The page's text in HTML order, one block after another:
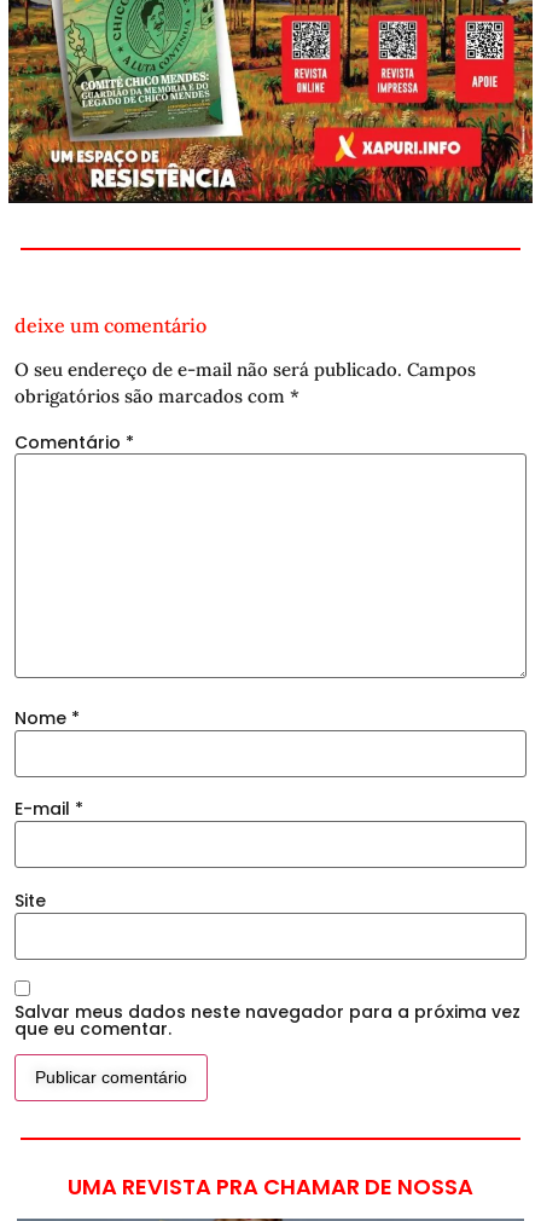
deixe um comentário
O seu endereço de e-mail não será publicado. Campos
obrigatórios são marcados com *
Comentário *
Nome *
E-mail *
Site
Salvar meus dados neste navegador para a próxima vez
que eu comentar.
UMA REVISTA PRA CHAMAR DE NOSSA